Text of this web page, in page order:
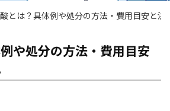
とは？具体例や処分の方法・費用目安と注
や処分の方法・費用目安